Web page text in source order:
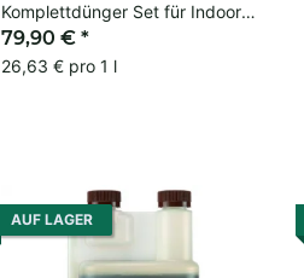
Komplettdünger Set für Indoor
Growing
79,90 € *
26,63 € pro 1 l
AUF LAGER